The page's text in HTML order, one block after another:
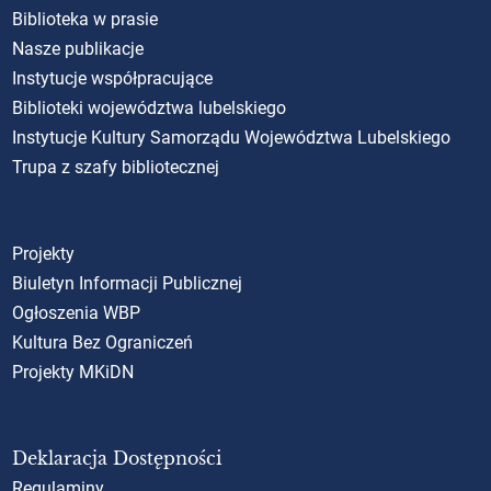
Biblioteka w prasie
Nasze publikacje
Instytucje współpracujące
Biblioteki województwa lubelskiego
Instytucje Kultury Samorządu Województwa Lubelskiego
Trupa z szafy bibliotecznej
Projekty
Biuletyn Informacji Publicznej
Ogłoszenia WBP
Kultura Bez Ograniczeń
Projekty MKiDN
Deklaracja Dostępności